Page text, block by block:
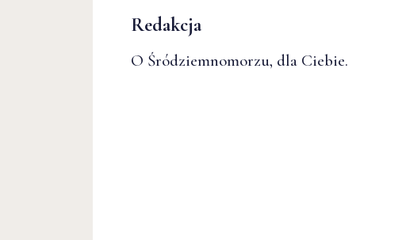
Redakcja
O Śródziemnomorzu, dla Ciebie.